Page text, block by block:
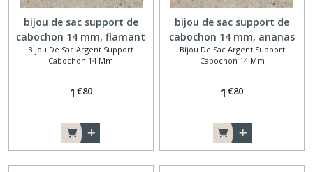
bijou de sac support de
cabochon 14 mm, flamant
Bijou De Sac Argent Support
Cabochon 14 Mm
1 €80
bijou de sac support de
cabochon 14 mm, ananas
Bijou De Sac Argent Support
Cabochon 14 Mm
1 €80